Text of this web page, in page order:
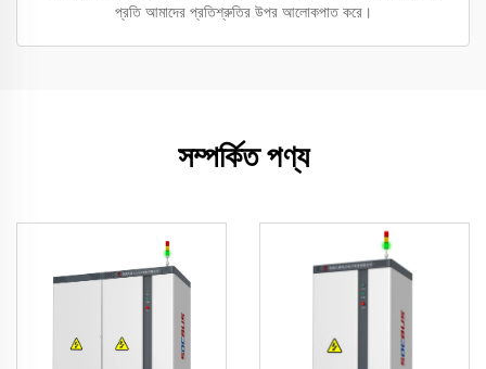
প্রতি আমাদের প্রতিশ্রুতির উপর আলোকপাত করে।
সম্পর্কিত পণ্য